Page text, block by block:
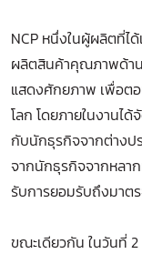
NCP หนึ่งในผู้ผลิตที่ไ
ผลิตสินค้าคุณภาพด้าน
แสดงศักยภาพ เพื่อต
โลก โดยภายในงานไ
กับนักธุรกิจจากต่างป
จากนักธุรกิจจากหลา
รับการยอมรับถึงมาต
ขณะเดียวกัน ในวันที่ 2